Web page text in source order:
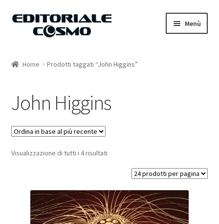
Vai
Vai
Menù
Carrello
Il mio account
Home Prodotti taggati “John Higgins”
John Higgins
Visualizzazione di tutti i 4 risultati